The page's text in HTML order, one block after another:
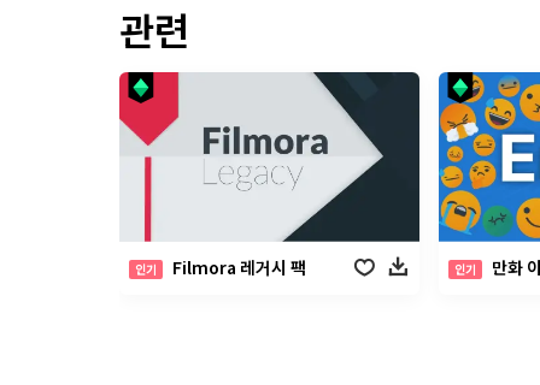
관련
인기 Filmora 레거시 팩 인기 만화